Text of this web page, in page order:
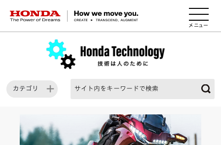
HONDA The Power of Dreams
カテゴリ